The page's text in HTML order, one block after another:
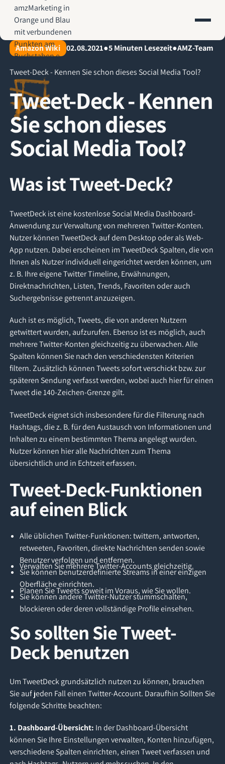
AMZ-Marketing.de - Amazon Agentur für profitables Wachstum
Amazon Wiki 02.08.2021●5Minuten Lesezeit●AMZ-Team
Tweet-Deck - Kennen Sie schon dieses Social Media Tool?
Tweet-Deck - Kennen
Sie schon dieses
Social Media Tool?
Was ist Tweet-Deck?
TweetDeck ist eine kostenlose Social Media Dashboard-
Anwendung zur Verwaltung von mehreren Twitter-Konten.
Nutzer können TweetDeck auf dem Desktop oder als Web-
App nutzen. Dabei erscheinen im TweetDeck Spalten, die von
Ihnen als Nutzer individuell eingerichtet werden können, um
z. B. Ihre eigene Twitter Timeline, Erwähnungen,
Direktnachrichten, Listen, Trends, Favoriten oder auch
Suchergebnisse getrennt anzuzeigen.
Auch ist es möglich, Tweets, die von anderen Nutzern
getwittert wurden, aufzurufen. Ebenso ist es möglich, auch
mehrere Twitter-Konten gleichzeitig zu überwachen. Alle
Spalten können Sie nach den verschiedensten Kriterien
filtern. Zusätzlich können Tweets sofort verschickt bzw. zur
späteren Sendung verfasst werden, wobei auch hier für einen
Tweet die 140-Zeichen-Grenze gilt.
TweetDeck eignet sich insbesondere für die Filterung nach
Hashtags, die z. B. für den Austausch von Informationen und
Inhalten zu einem bestimmten Thema angelegt wurden.
Nutzer können hier alle Nachrichten zum Thema
übersichtlich und in Echtzeit erfassen.
Tweet-Deck-Funktionen
auf einen Blick
Alle üblichen Twitter-Funktionen: twittern, antworten,
retweeten, Favoriten, direkte Nachrichten senden sowie
Benutzer verfolgen und entfernen.
Verwalten Sie mehrere Twitter-Accounts gleichzeitig.
Sie können benutzerdefinierte Streams in einer einzigen
Oberfläche einrichten.
Planen Sie Tweets soweit im Voraus, wie Sie wollen.
Sie können andere Twitter-Nutzer stummschalten,
blockieren oder deren vollständige Profile einsehen.
So sollten Sie Tweet-
Deck benutzen
Um TweetDeck grundsätzlich nutzen zu können, brauchen
Sie auf jeden Fall einen Twitter-Account. Daraufhin Sollten Sie
folgende Schritte beachten:
1. Dashboard-Übersicht: In der Dashboard-Übersicht
können Sie Ihre Einstellungen verwalten, Konten hinzufügen,
verschiedene Spalten einrichten, einen Tweet verfassen und